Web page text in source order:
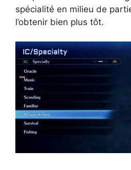
spécialité en milieu de
l’obtenir bien plus tôt.